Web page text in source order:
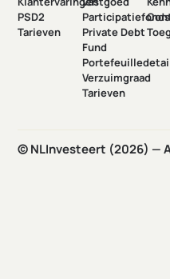
PSD2
Tarieven
Participatiefonds
Private Debt
Fund
Verzuimgraad
Tarieven
© NLInvesteert (2026) —